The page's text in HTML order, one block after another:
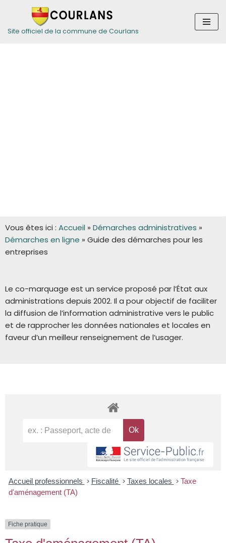
Aller
Site officiel de la commune de Courlans
Vous êtes ici : Accueil » Démarches administratives »
Démarches en ligne » Guide des démarches pour les
entreprises
Le co-marquage est un service proposé par l’État aux
administrations depuis 2002. Il a pour objectif de faciliter
la diffusion de l’information administrative vers le public
et de rapprocher les données nationales et locales en
faveur d’un meilleur renseignement de l’usager.
Accueil professionnels > Fiscalité > Taxes locales > Taxe
d'aménagement (TA)
Fiche pratique